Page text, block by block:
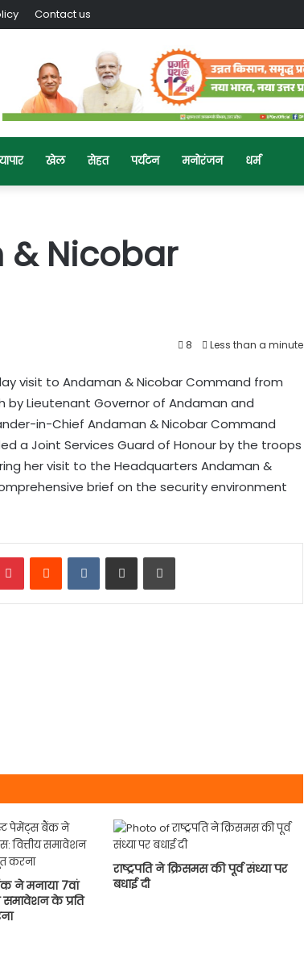
Contact us
खेल सेहत पर्यटन मनोरंजन धर्म
& Nicobar
8 Less than a minute
visit to Andaman & Nicobar Command from
by Lieutenant Governor of Andaman and
in-Chief Andaman & Nicobar Command
a Joint Services Guard of Honour by the troops
her visit to the Headquarters Andaman &
brief on the security environment
PinterestReddit VKontakte
Share via Email Print
ने मनाया 7वां
समावेशन के प्रति
राष्ट्रपति ने क्रिसमस की पूर्व संध्या पर
बधाई दी